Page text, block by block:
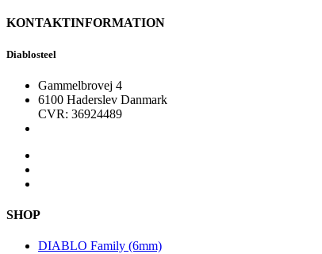
KONTAKTINFORMATION
Diablosteel
Gammelbrovej 4
6100 Haderslev Danmark
CVR: 36924489
SHOP
DIABLO Family (6mm)